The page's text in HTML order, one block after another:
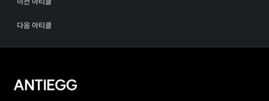
이전 아티클
다음 아티클